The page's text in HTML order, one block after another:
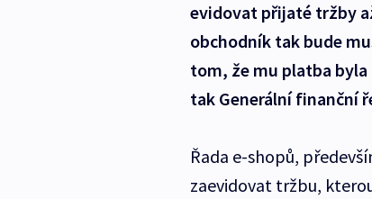
evidovat přijaté tržby
obchodník tak bude
tom, že mu platba
tak Generální finanční
Řada e-shopů,
zaevidovat tržbu,